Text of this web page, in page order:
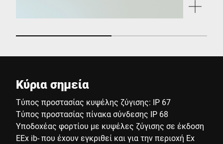
Κύρια σημεία
Τύπος προστασίας κυψέλης ζύγισης: IP 67
Τύπος προστασίας πίνακα σύνδεσης IP 68
Υποδοχέας φορτίου με κυψέλες ζύγισης σε έκδοση
EEx ib- που έχουν εγκριθεί και για την περιοχή Ex